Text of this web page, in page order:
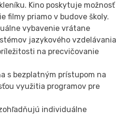
Kino poskytuje možnosť
filmy priamo v budove školy.
vybavenie vrátane
jazykového vzdelávania
na precvičovanie
s bezplatným prístupom na
využitia programov pre
individuálne